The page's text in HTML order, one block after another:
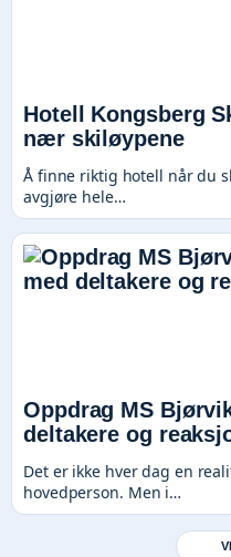
Hotell Kongsberg
nær skiløypene
Å finne riktig hotell når du
avgjøre hele…
Oppdrag MS
deltakere og
Det er ikke hver dag en
hovedperson. Men i…